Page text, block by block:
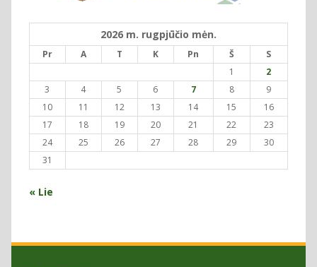
2026 m. rugpjūčio mėn.
Pr A T K Pn Š
S
1
2
3
4 5 6 7 8
9
10
11 12 13 14 15
16
17
18 19 20 21 22
23
24
25 26 27 28 29
30
31
« Lie